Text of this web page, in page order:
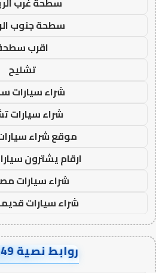
سطحة جنوب
اقرب
تشليح
شراء سيارات
شراء سيارات
موقع شراء
ارقام يشترون
شراء سيارات
شراء سيارات
روابط نصية AA67449